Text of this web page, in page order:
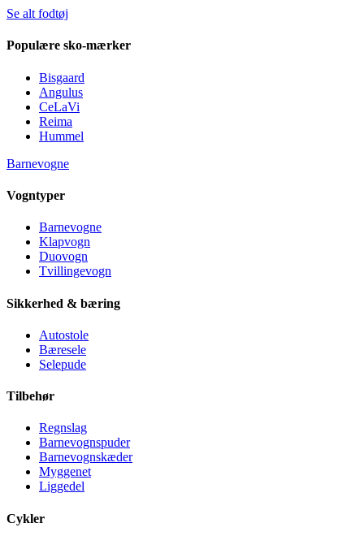
Se alt fodtøj
Populære sko-mærker
Bisgaard
Angulus
CeLaVi
Reima
Hummel
Barnevogne
Vogntyper
Barnevogne
Klapvogn
Duovogn
Tvillingevogn
Sikkerhed & bæring
Autostole
Bæresele
Selepude
Tilbehør
Regnslag
Barnevognspuder
Barnevognskæder
Myggenet
Liggedel
Cykler